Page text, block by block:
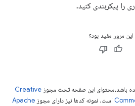
را پیکربندی کنید.
این مرور مفید بود؟
باشد،‌محتوای این صفحه تحت مجوز Creative
است. نمونه کدها نیز دارای مجوز Apache